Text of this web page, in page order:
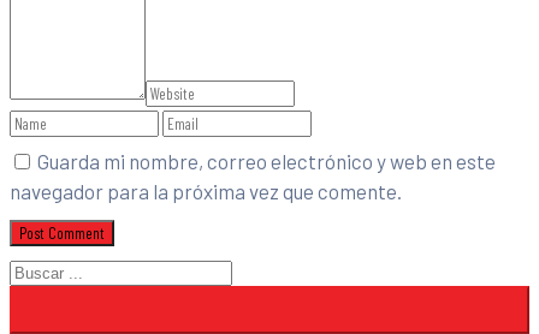
Guarda mi nombre, correo electrónico y web en este
navegador para la próxima vez que comente.